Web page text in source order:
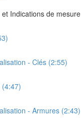
Indications de mesure
- Clés (2:55)
- Armures (2:43)